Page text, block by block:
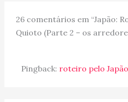
26 comentários em “Japão:
Quioto (Parte 2 – os
Pingback: roteiro pelo Japão